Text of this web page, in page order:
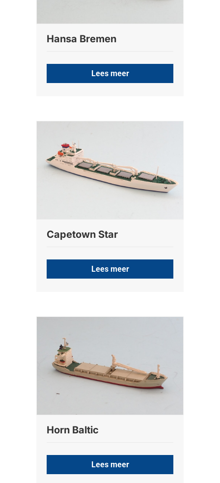
Hansa Bremen
Lees meer
Capetown Star
Lees meer
Horn Baltic
Lees meer